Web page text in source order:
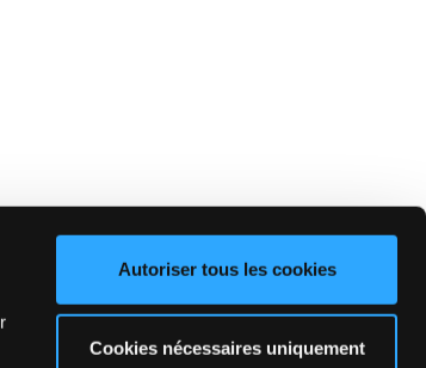
Autoriser tous les cookies
Cookies nécessaires uniquement